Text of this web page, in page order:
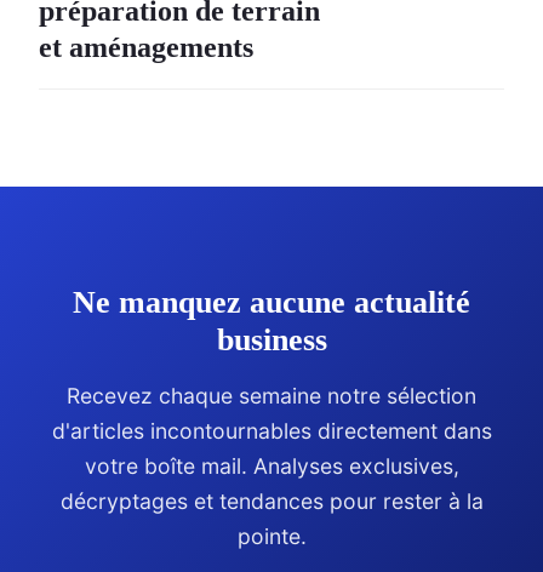
préparation de terrain
et aménagements
Ne manquez aucune actualité
business
Recevez chaque semaine notre sélection
d'articles incontournables directement dans
votre boîte mail. Analyses exclusives,
décryptages et tendances pour rester à la
pointe.